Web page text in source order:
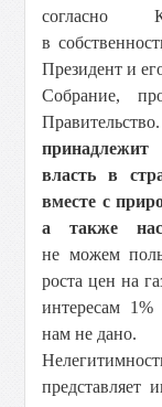
согласно
в
Президент и
Собрание,
власть в
вместе с
а также
не можем
роста цен на
интересам
нам не дано.
представляет